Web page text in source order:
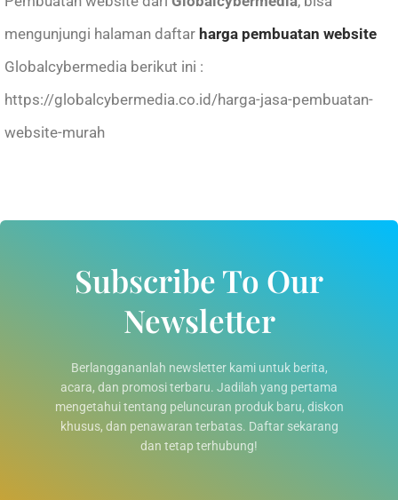
mengunjungi halaman daftar harga pembuatan website
Globalcybermedia berikut ini :
https://globalcybermedia.co.id/harga-jasa-pembuatan-
website-murah
Subscribe To Our
Newsletter
Berlanggananlah newsletter kami untuk berita,
acara, dan promosi terbaru. Jadilah yang pertama
mengetahui tentang peluncuran produk baru, diskon
khusus, dan penawaran terbatas. Daftar sekarang
dan tetap terhubung!